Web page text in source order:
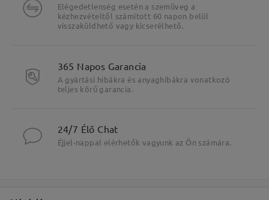
Fő jellemzők kiemelése
Elégedetlenség esetén a szemüveg a
kézhezvételtől számított 60 napon belül
visszaküldhető vagy kicserélhető.
365 Napos Garancia
A gyártási hibákra és anyaghibákra vonatkozó
teljes körű garancia.
24/7 Élő Chat
Éjjel-nappal elérhetők vagyunk az Ön számára.